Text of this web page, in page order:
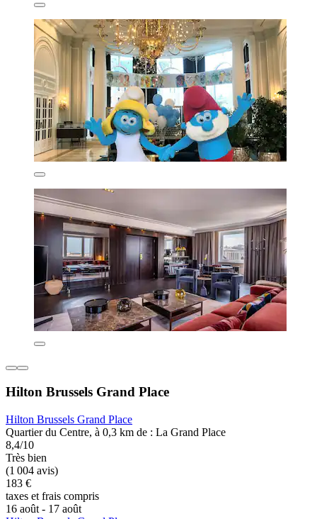
Hilton Brussels Grand Place
Hilton Brussels Grand Place
Quartier du Centre, à 0,3 km de : La Grand Place
8,4/10
Très bien
(1 004 avis)
183 €
taxes et frais compris
16 août - 17 août